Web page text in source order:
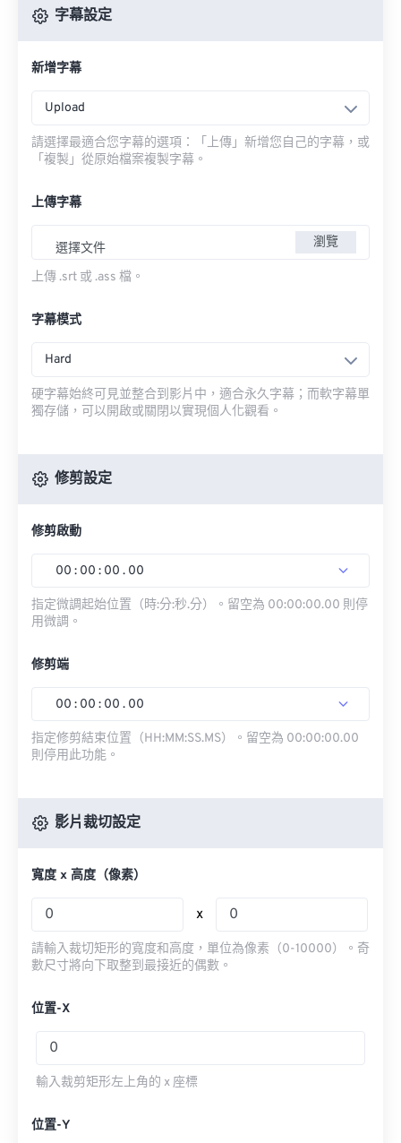
字幕設定
新增字幕
Upload
請選擇最適合您字幕的選項：「上傳」新增您自己的字幕，或
「複製」從原始檔案複製字幕。
上傳字幕
選擇文件 瀏覽
上傳 .srt 或 .ass 檔。
字幕模式
Hard
硬字幕始終可見並整合到影片中，適合永久字幕；而軟字幕單
獨存儲，可以開啟或關閉以實現個人化觀看。
修剪設定
修剪啟動
00 : 00 : 00 . 00
指定微調起始位置（時:分:秒.分）。留空為 00:00:00.00 則停
用微調。
修剪端
00 : 00 : 00 . 00
指定修剪結束位置（HH:MM:SS.MS）。留空為 00:00:00.00
則停用此功能。
影片裁切設定
寬度 x 高度（像素）
x
請輸入裁切矩形的寬度和高度，單位為像素（0-10000）。奇
數尺寸將向下取整到最接近的偶數。
位置-X
輸入裁剪矩形左上角的 x 座標
位置-Y